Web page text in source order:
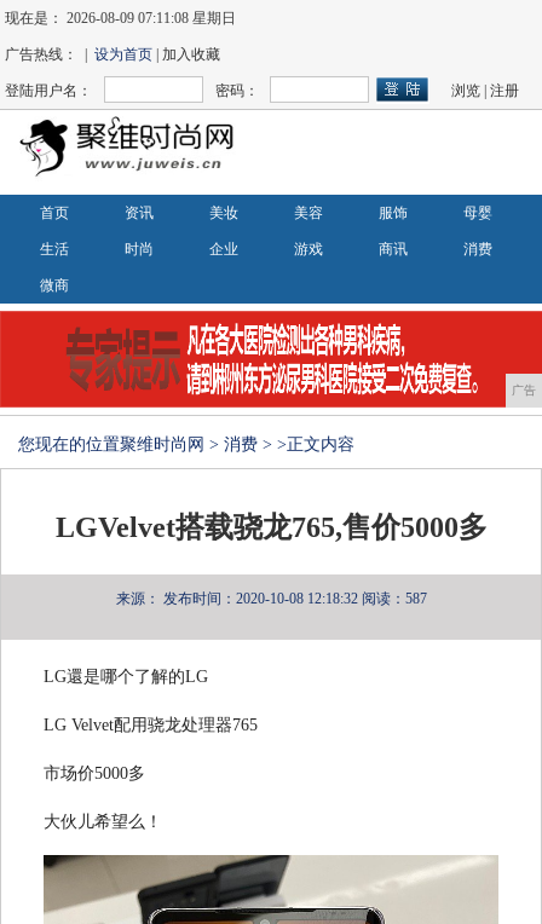
现在是：2026-08-09 07:11:09 星期日
广告热线： |设为首页 | 加入收藏
登陆用户名： 密码： 浏览 |注册
首页 资讯 美妆 美容 服饰 母婴
生活 时尚 企业 游戏 商讯 消费
微商
广告
您现在的位置聚维时尚网 > 消费 > >正文内容
LGVelvet搭载骁龙765,售价5000多
来源： 发布时间：2020-10-08 12:18:32 阅读：587
LG還是哪个了解的LG
LG Velvet配用骁龙处理器765
市场价5000多
大伙儿希望么！